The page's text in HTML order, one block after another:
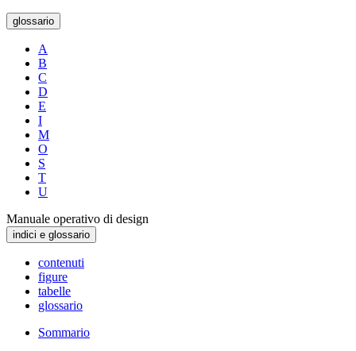
glossario
A
B
C
D
E
I
M
O
S
T
U
Manuale operativo di design
indici e glossario
contenuti
figure
tabelle
glossario
Sommario